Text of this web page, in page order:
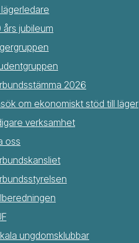
lägerledare
års jubileum
2026
om ekonomiskt stöd till läger
verksamhet
oss
ungdomsklubbar